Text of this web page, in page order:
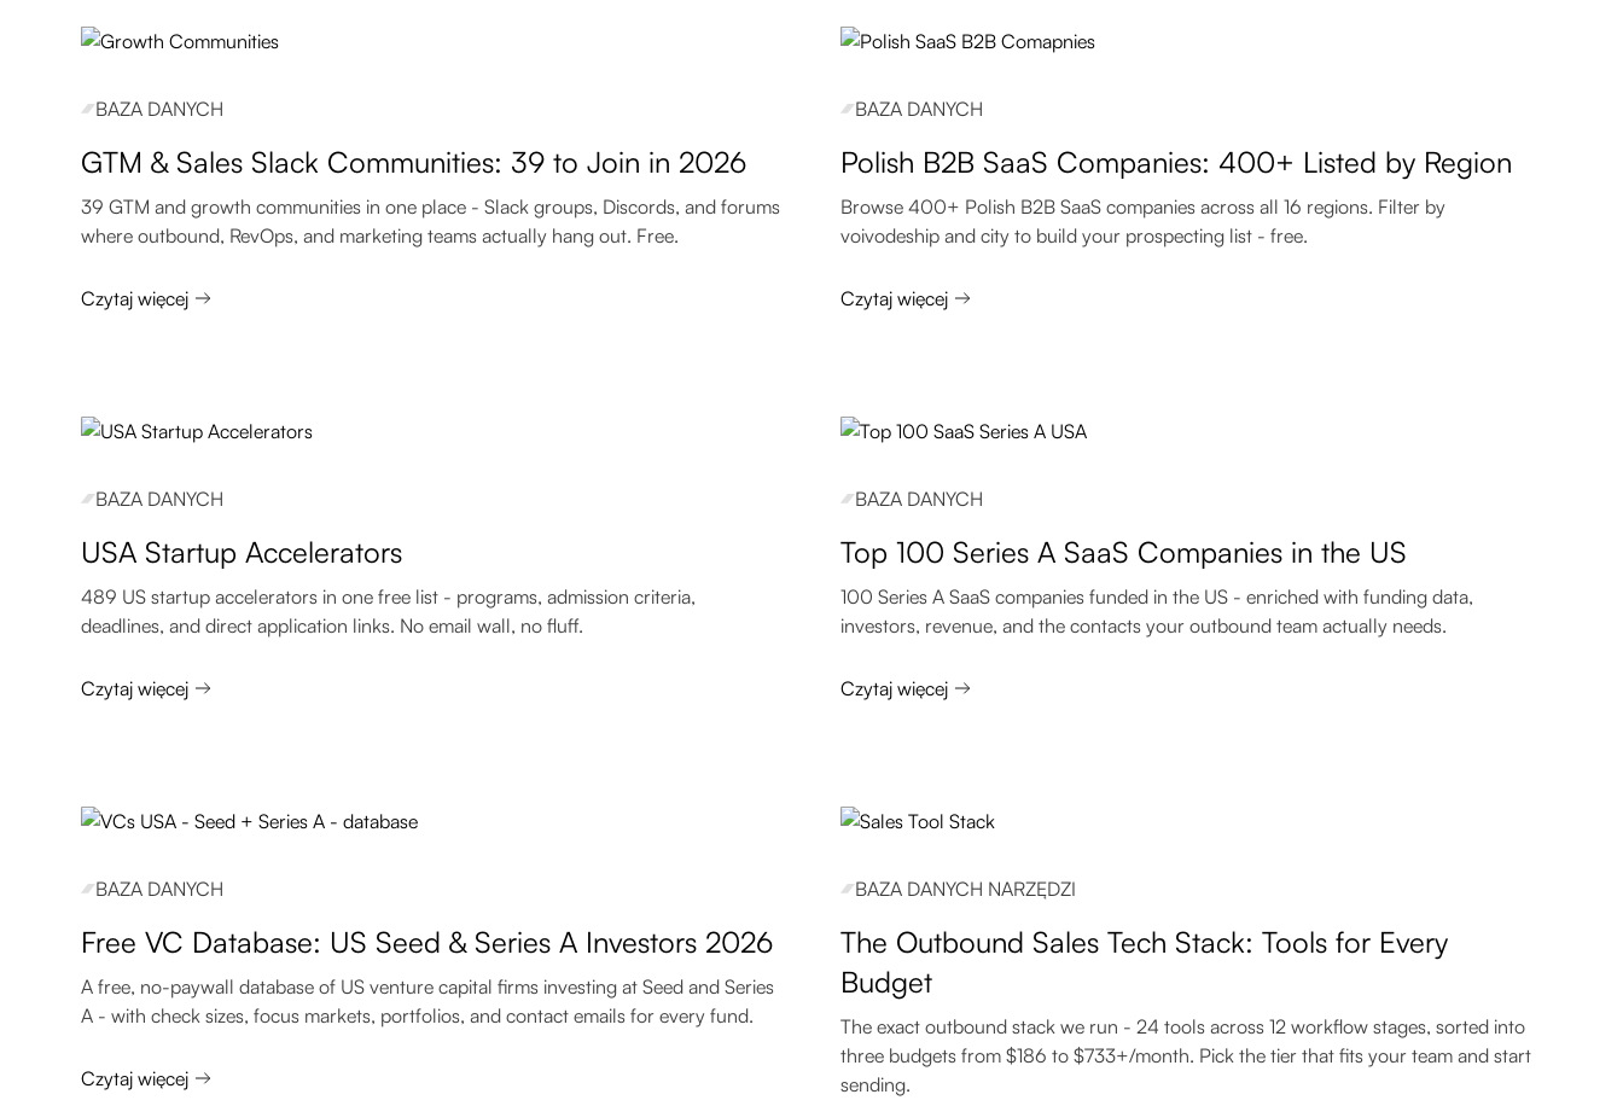
BAZA DANYCH
GTM & Sales Slack Communities: 39 to Join in 2026
39 GTM and growth communities in one place - Slack groups, Discords, and forums
where outbound, RevOps, and marketing teams actually hang out. Free.
Czytaj więcej
BAZA DANYCH
Polish B2B SaaS Companies: 400+ Listed by Region
Browse 400+ Polish B2B SaaS companies across all 16 regions. Filter by
voivodeship and city to build your prospecting list - free.
Czytaj więcej
BAZA DANYCH
USA Startup Accelerators
489 US startup accelerators in one free list - programs, admission criteria,
deadlines, and direct application links. No email wall, no fluff.
Czytaj więcej
BAZA DANYCH
Top 100 Series A SaaS Companies in the US
100 Series A SaaS companies funded in the US - enriched with funding data,
investors, revenue, and the contacts your outbound team actually needs.
Czytaj więcej
BAZA DANYCH
Free VC Database: US Seed & Series A Investors 2026
A free, no-paywall database of US venture capital firms investing at Seed and Series
A - with check sizes, focus markets, portfolios, and contact emails for every fund.
Czytaj więcej
BAZA DANYCH NARZĘDZI
The Outbound Sales Tech Stack: Tools for Every
Budget
The exact outbound stack we run - 24 tools across 12 workflow stages, sorted into
three budgets from $186 to $733+/month. Pick the tier that fits your team and start
sending.